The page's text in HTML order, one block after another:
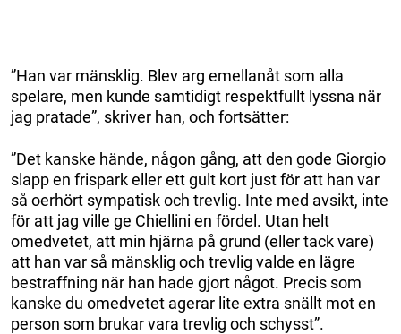
”Han var mänsklig. Blev arg emellanåt som alla
spelare, men kunde samtidigt respektfullt lyssna när
jag pratade”‚ skriver han, och fortsätter:
”Det kanske hände, någon gång, att den gode Giorgio
slapp en frispark eller ett gult kort just för att han var
så oerhört sympatisk och trevlig. Inte med avsikt, inte
för att jag ville ge Chiellini en fördel. Utan helt
omedvetet, att min hjärna på grund (eller tack vare)
att han var så mänsklig och trevlig valde en lägre
bestraffning när han hade gjort något. Precis som
kanske du omedvetet agerar lite extra snällt mot en
person som brukar vara trevlig och schysst”.